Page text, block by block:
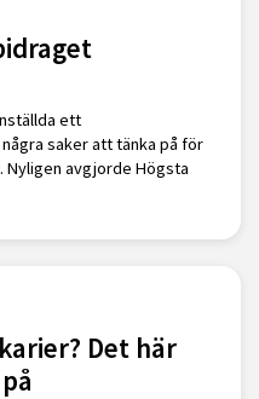
ett
saker att tänka på för
avgjorde Högsta
Det här